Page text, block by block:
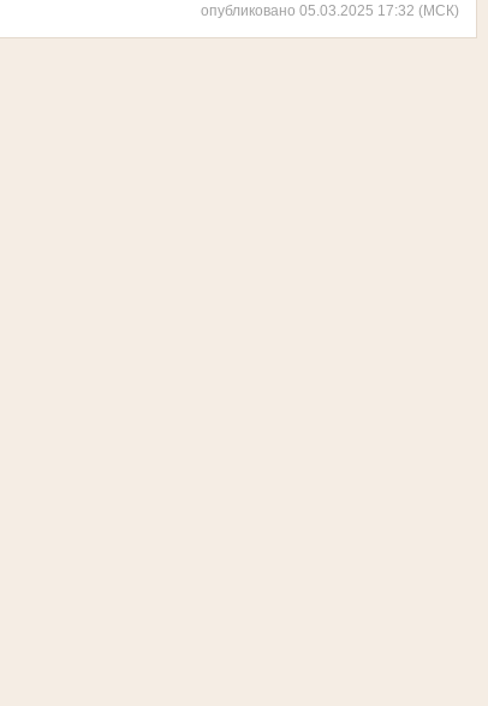
опубликовано 05.03.2025 17:32 (МСК)